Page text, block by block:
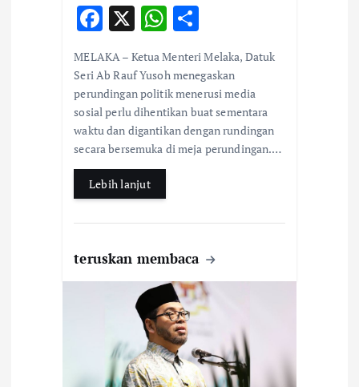
F
ac
e
b
o
o
k
X W
h
at
s
A
p
h
ar
e
MELAKA – Ketua Menteri Melaka, Datuk
Seri Ab Rauf Yusoh menegaskan
perundingan politik menerusi media
sosial perlu dihentikan buat sementara
waktu dan digantikan dengan rundingan
secara bersemuka di meja perundingan.…
Lebih lanjut
teruskan membaca